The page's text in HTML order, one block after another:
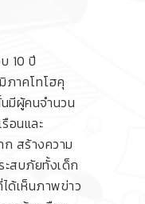
10 ปี
าคโทโฮคุ
มีผู้คนจำนวน
อนและ
สร้างความ
ะสบภัยทั้งเด็ก
ด้เห็นภาพข่าว